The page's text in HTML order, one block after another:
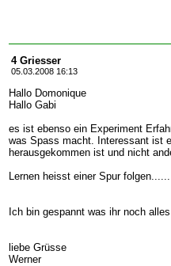
4 Griesser
05.03.2008 16:13
Hallo Domonique
Hallo Gabi
es ist ebenso ein Experiment
was Spass macht. Interessant ist
herausgekommen ist und nicht
Lernen heisst einer Spur folgen......
Ich bin gespannt was ihr noch
liebe Grüsse
Werner